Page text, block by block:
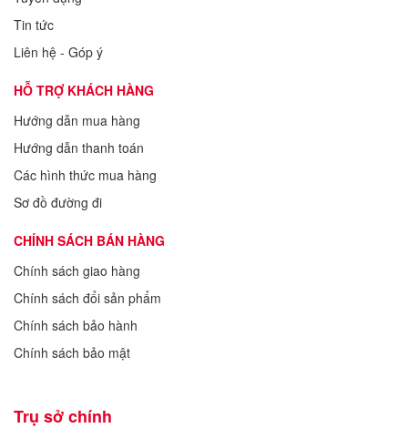
Tin tức
Liên hệ - Góp ý
HỖ TRỢ KHÁCH HÀNG
Hướng dẫn mua hàng
Hướng dẫn thanh toán
Các hình thức mua hàng
Sơ đồ đường đi
CHÍNH SÁCH BÁN HÀNG
Chính sách giao hàng
Chính sách đổi sản phẩm
Chính sách bảo hành
Chính sách bảo mật
Trụ sở chính